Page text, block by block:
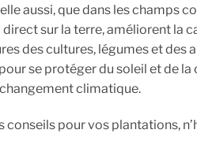
aussi, que dans les champs
sur la terre, améliorent la
des cultures, légumes et
se protéger du soleil et de
climatique.
conseils pour vos plantations,